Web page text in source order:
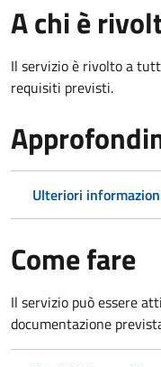
A chi è
Il servizio è rivolto a
requisiti previsti.
Ulteriori
Come fare
Il servizio può essere
documentazione